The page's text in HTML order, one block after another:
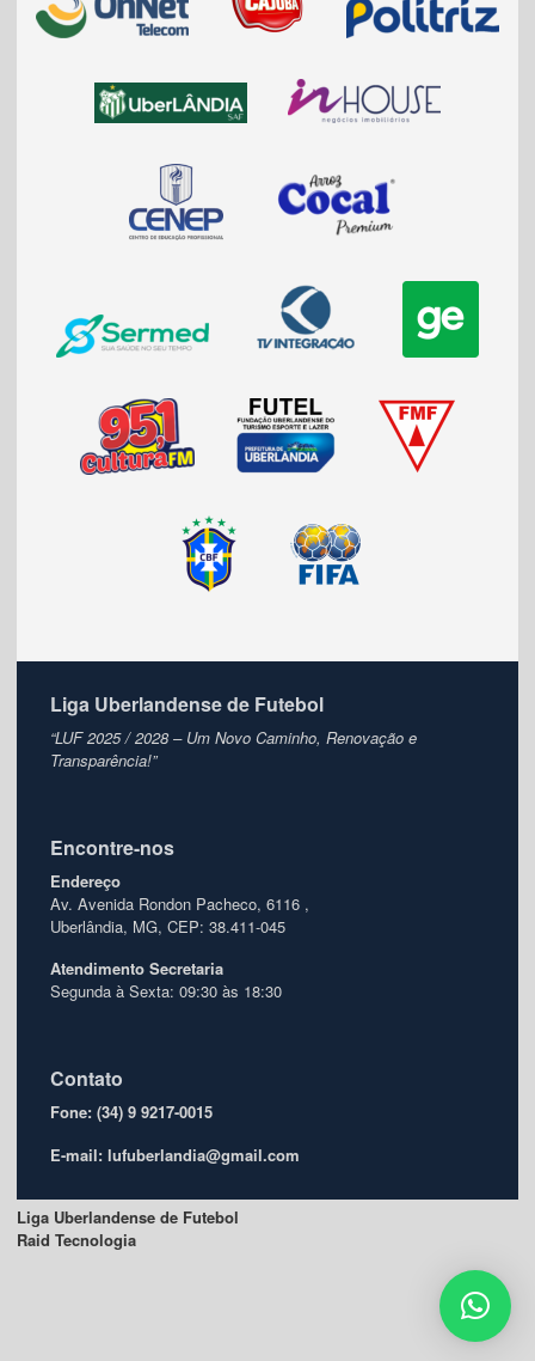
Liga Uberlandense de Futebol
“LUF 2025 / 2028 – Um Novo Caminho, Renovação e
Transparência!”
Encontre-nos
Endereço
Av. Avenida Rondon Pacheco, 6116 ,
Uberlândia, MG, CEP: 38.411-045
Atendimento Secretaria
Segunda à Sexta: 09:30 às 18:30
Contato
Fone: (34) 9 9217-0015
E-mail: lufuberlandia@gmail.com
Liga Uberlandense de Futebol
Raid Tecnologia